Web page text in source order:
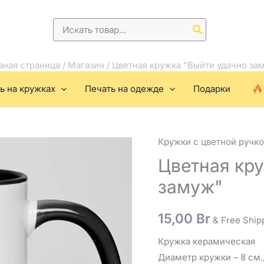
страница / Магазин / Цветная кружка "Выйти удачно
на кружках Печать на одежде Подарки
Кружки с цветной
Цветная
замуж"
15,00 Br & Free
Кружка керамическая
Диаметр кружки – 8
Количество
товара
Цветная
кружка
удачно
замуж"